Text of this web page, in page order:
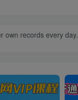
own records every day.